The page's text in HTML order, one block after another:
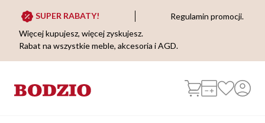
SUPER RABATY!
Regulamin promocji.
Więcej kupujesz, więcej zyskujesz.
Rabat na wszystkie meble, akcesoria i AGD.